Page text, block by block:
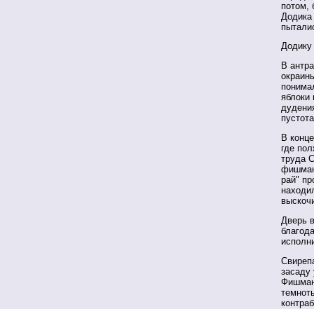
потом,
В
В
где
труда
рай"
Дверь
засаду